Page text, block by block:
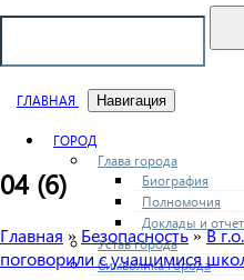
ГЛАВНАЯ Навигация
ГОРОД
Глава города
Биография
Полномочия
Доклады и
Устав города
Символика города
04 (6)
Главная » Безопасность»В
поговорили с учащимися